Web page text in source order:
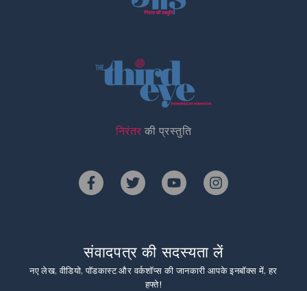
निरंतर की प्रस्तुति
संवादपत्र की सदस्यता लें
नए लेख, वीडियो, पॉडकास्ट और वर्कशॉप्स की जानकारी आपके इनबॉक्स में, हर
हफ्ते!